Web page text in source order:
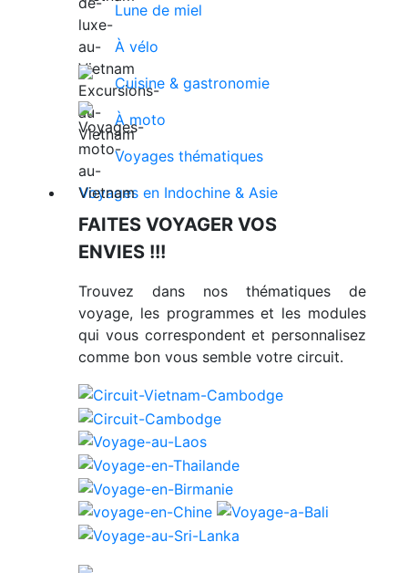
Lune de miel
À vélo
Cuisine & gastronomie
À moto
Voyages thématiques
Voyages en Indochine & Asie
FAITES VOYAGER VOS
ENVIES !!!
Trouvez dans nos thématiques de
voyage, les programmes et les modules
qui vous correspondent et personnalisez
comme bon vous semble votre circuit.